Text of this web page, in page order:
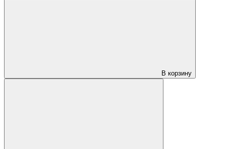
В корзину